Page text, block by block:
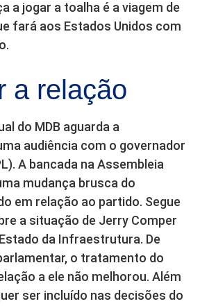
a jogar a toalha é a viagem de
fará aos Estados Unidos com
a relação
do MDB aguarda a
audiência com o governador
A bancada na Assembleia
mudança brusca do
em relação ao partido. Segue
a situação de Jerry Comper
da Infraestrutura. De
o tratamento do
a ele não melhorou. Além
ser incluído nas decisões do